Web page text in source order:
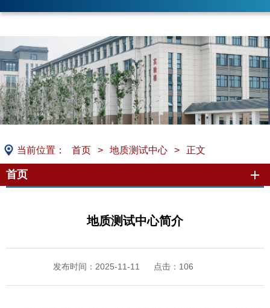
当前位置： 首页 > 地质测试中心 > 正文
首页
地质测试中心简介
发布时间：2025-11-11 点击： 106